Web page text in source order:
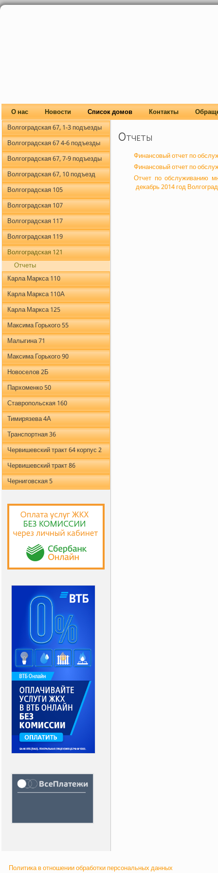
О нас Новости Список домов Контакты
Волгоградская 67, 1-3 подъезды
Волгоградская 67 4-6 подъезды
Волгоградская 67, 7-9 подъезды
Волгоградская 67, 10 подъезд
Волгоградская 105
Волгоградская 107
Волгоградская 117
Волгоградская 119
Волгоградская 121
Отчеты
Карла Маркса 110
Карла Маркса 110А
Карла Маркса 125
Максима Горького 55
Малыгина 71
Максима Горького 90
Новоселов 2Б
Пархоменко 50
Ставропольская 160
Тимирязева 4А
Транспортная 36
Червишевский тракт 64 корпус 2
Червишевский тракт 86
Черниговская 5
Отчеты
Финансовый отчет по
Финансовый отчет по
Отчет по обслуживанию
декабрь 2014 год
Политика в отношении обработки персональных данных